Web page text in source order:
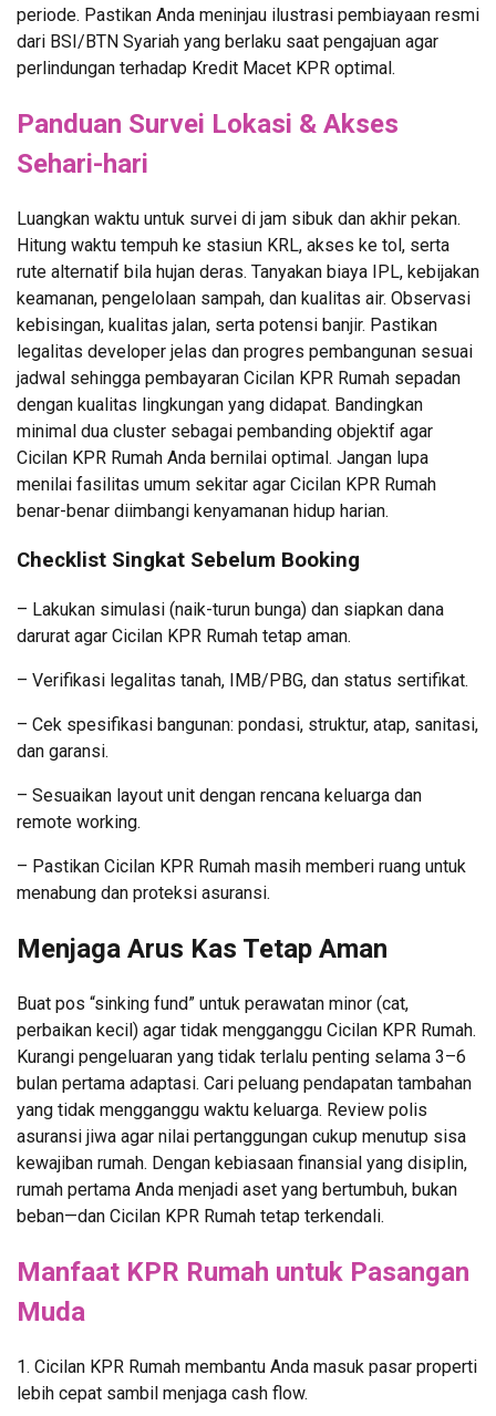
periode. Pastikan Anda meninjau ilustrasi pembiayaan resmi
dari BSI/BTN Syariah yang berlaku saat pengajuan agar
perlindungan terhadap Kredit Macet KPR optimal.
Panduan Survei Lokasi & Akses
Sehari-hari
Luangkan waktu untuk survei di jam sibuk dan akhir pekan.
Hitung waktu tempuh ke stasiun KRL, akses ke tol, serta
rute alternatif bila hujan deras. Tanyakan biaya IPL, kebijakan
keamanan, pengelolaan sampah, dan kualitas air. Observasi
kebisingan, kualitas jalan, serta potensi banjir. Pastikan
legalitas developer jelas dan progres pembangunan sesuai
jadwal sehingga pembayaran Cicilan KPR Rumah sepadan
dengan kualitas lingkungan yang didapat. Bandingkan
minimal dua cluster sebagai pembanding objektif agar
Cicilan KPR Rumah Anda bernilai optimal. Jangan lupa
menilai fasilitas umum sekitar agar Cicilan KPR Rumah
benar-benar diimbangi kenyamanan hidup harian.
Checklist Singkat Sebelum Booking
– Lakukan simulasi (naik-turun bunga) dan siapkan dana
darurat agar Cicilan KPR Rumah tetap aman.
– Verifikasi legalitas tanah, IMB/PBG, dan status sertifikat.
– Cek spesifikasi bangunan: pondasi, struktur, atap, sanitasi,
dan garansi.
– Sesuaikan layout unit dengan rencana keluarga dan
remote working.
– Pastikan Cicilan KPR Rumah masih memberi ruang untuk
menabung dan proteksi asuransi.
Menjaga Arus Kas Tetap Aman
Buat pos “sinking fund” untuk perawatan minor (cat,
perbaikan kecil) agar tidak mengganggu Cicilan KPR Rumah.
Kurangi pengeluaran yang tidak terlalu penting selama 3–6
bulan pertama adaptasi. Cari peluang pendapatan tambahan
yang tidak mengganggu waktu keluarga. Review polis
asuransi jiwa agar nilai pertanggungan cukup menutup sisa
kewajiban rumah. Dengan kebiasaan finansial yang disiplin,
rumah pertama Anda menjadi aset yang bertumbuh, bukan
beban—dan Cicilan KPR Rumah tetap terkendali.
Manfaat KPR Rumah untuk Pasangan
Muda
1. Cicilan KPR Rumah membantu Anda masuk pasar properti
lebih cepat sambil menjaga cash flow.